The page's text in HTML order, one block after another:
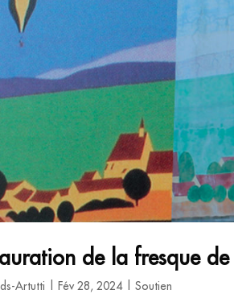
de la fresque
Artutti |Fév 28, 2024|Soutien